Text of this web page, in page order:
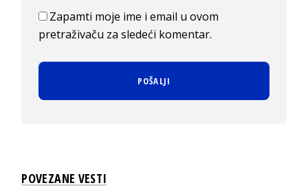
Zapamti moje ime i email u ovom
pretraživaču za sledeći komentar.
POVEZANE VESTI